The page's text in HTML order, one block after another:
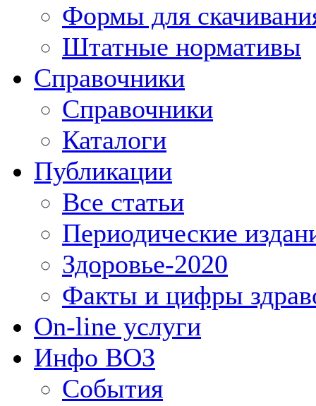
Формы для
Штатные нормативы
Справочники
Справочники
Каталоги
Публикации
Все статьи
Периодические
Здоровье-2020
Факты и цифры
On-line услуги
Инфо ВОЗ
События